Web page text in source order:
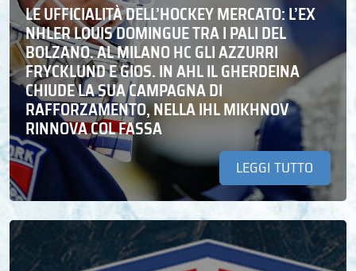
LE UFFICIALITÀ DELL’HOCKEY MERCATO: L’EX
NHLER LOUIS DOMINGUE TRA I PALI DEL
BOLZANO. AL MILANO HC GLI AZZURRI
FRYCKLUND E GIOS. IN AHL IL GHERDEINA
CHIUDE LA SUA CAMPAGNA DI
RAFFORZAMENTO, NELLA IHL MIKHNOV
RINNOVA COL FASSA
LEGGI TUTTO